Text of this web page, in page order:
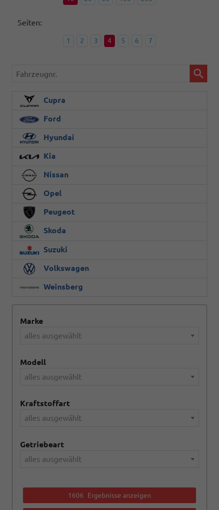
Seiten:
1 2 3 4 5 6 7
Fahrzeugnr.
Cupra
Ford
Hyundai
Kia
Nissan
Opel
Peugeot
Skoda
Suzuki
Volkswagen
Weinsberg
Marke
alles ausgewählt
Modell
alles ausgewählt
Kraftstoffart
alles ausgewählt
Getriebeart
alles ausgewählt
1606 Ergebnisse anzeigen